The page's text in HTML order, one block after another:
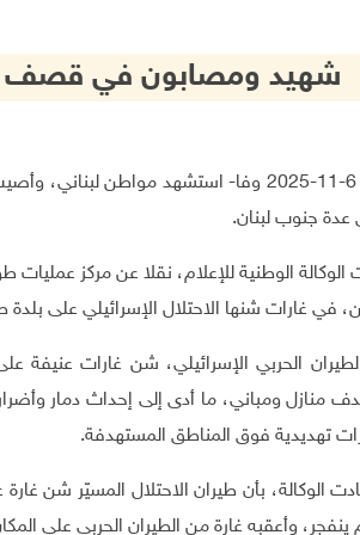
شهيد ومصابون في قصف
جنوب لبنان.
الوكالة الوطنية للإعلام، نقلا عن مركز
الحربي الإسرائيلي، شن غارات عنيفة
منازل ومباني، ما أدى إلى إحداث دمار
تهديدية فوق المناطق المستهدفة.
الوكالة، بأن طيران الاحتلال المسيّر شن
ينفجر، وأعقبه غارة من الطيران الحربي على